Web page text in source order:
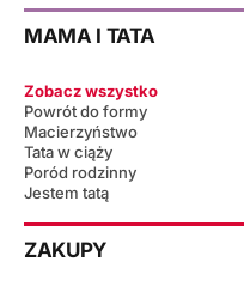
MAMA I TATA
Zobacz wszystko
Powrót do formy
Macierzyństwo
Tata w ciąży
Poród rodzinny
Jestem tatą
ZAKUPY